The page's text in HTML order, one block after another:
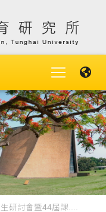
研討會暨44屆課....